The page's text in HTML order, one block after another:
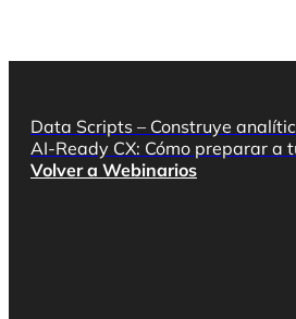
Data Scripts – Construye
AI-Ready CX: Cómo preparar
Volver a Webinarios